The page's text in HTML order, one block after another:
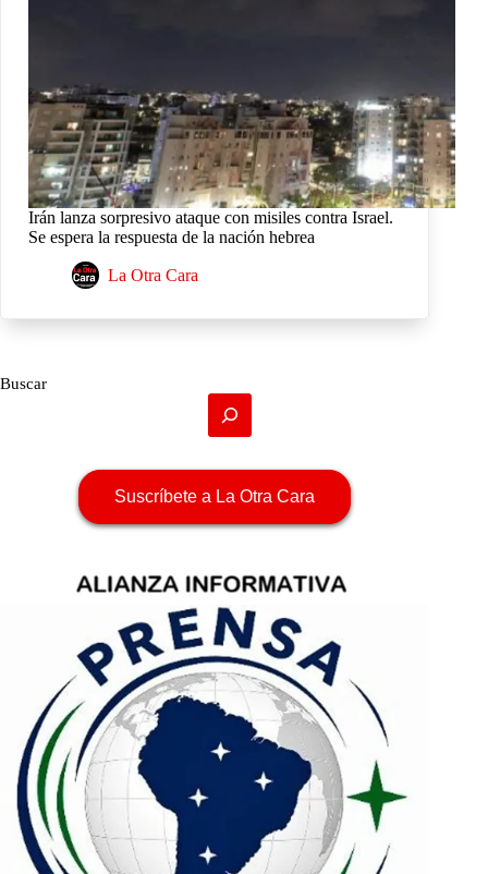
Irán lanza sorpresivo ataque con misiles contra Israel.
Se espera la respuesta de la nación hebrea
La Otra Cara
Buscar
Suscríbete a La Otra Cara